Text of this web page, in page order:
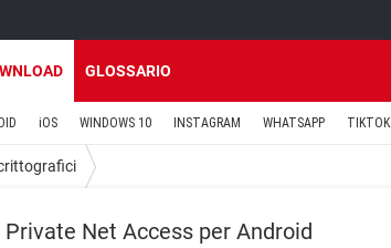
GLOSSARIO
iOS WINDOWS 10 INSTAGRAM WHATSAPP TIKTOK
Private Net Access per Android